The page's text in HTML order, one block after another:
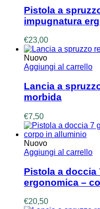
Pistola a
impugnatura
€23,00
Nuovo
Aggiungi al carrello
Lancia a
morbida
€7,50
Nuovo
Aggiungi al carrello
Pistola a doccia
ergonomica –
€20,50